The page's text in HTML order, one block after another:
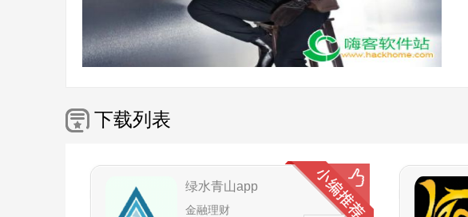
下载列表
绿水青山app
金融理财